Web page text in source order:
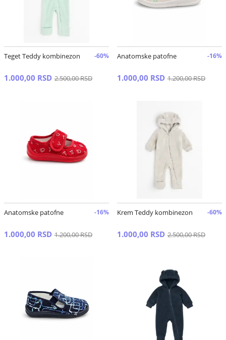
Teget Teddy kombinezon -60%
1.000,00 RSD 2.500,00 RSD
Anatomske patofne -16%
1.000,00 RSD 1.200,00 RSD
Anatomske patofne -16%
1.000,00 RSD 1.200,00 RSD
Krem Teddy kombinezon -60%
1.000,00 RSD 2.500,00 RSD